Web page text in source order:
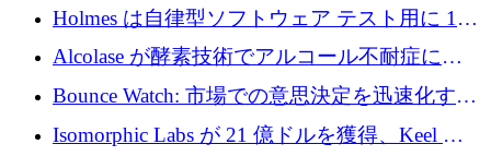
貢献するために 140 万ユーロを獲得
Holmes は自律型ソフトウェア テスト用に 110
万ユーロのプレシードを提供して開始
Alcolase が酵素技術でアルコール不耐症に取
り組むために 150 万ユーロを調達
Bounce Watch: 市場での意思決定を迅速化する
ためのインテリジェンス層を構築する
Isomorphic Labs が 21 億ドルを獲得、Keel の